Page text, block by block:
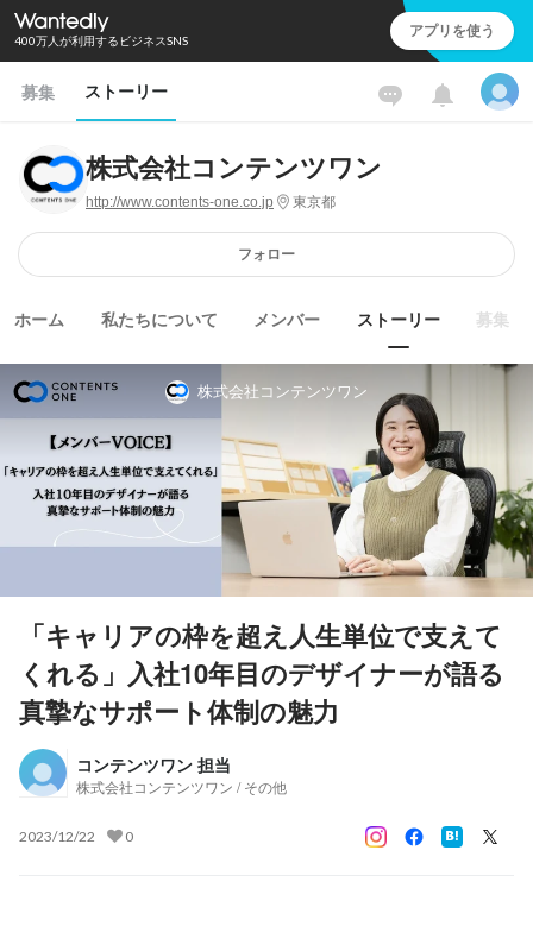
400万人が利用するビジネスSNS アプリを使う
募集 ストーリー
株式会社コンテンツワン
http://www.contents-one.co.jp 東京都
フォロー
ホーム 私たちについて メンバー ストーリー 募集
株式会社コンテンツワン
「キャリアの枠を超え人生単位で支えて
くれる」入社10年目のデザイナーが語る
真摯なサポート体制の魅力
コンテンツワン 担当
株式会社コンテンツワン / その他
2023/12/22 0